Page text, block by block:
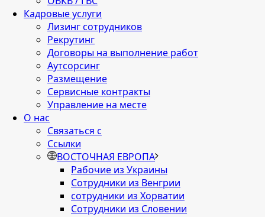
Кадровые услуги
Лизинг сотрудников
Рекрутинг
Договоры на выполнение работ
Аутсорсинг
Размещение
Сервисные контракты
Управление на месте
О нас
Связаться с
Ссылки
ВОСТОЧНАЯ ЕВРОПА
Рабочие из Украины
Сотрудники из Венгрии
сотрудники из Хорватии
Сотрудники из Словении